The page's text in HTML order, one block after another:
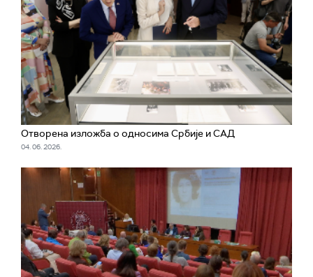
Отворена изложба о односима Србије и САД
04. 06. 2026.